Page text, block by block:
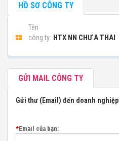
HỒ SƠ CÔNG TY
Tên
công ty: HTX NN CHƯ A THAI
GỬI MAIL CÔNG TY
Gửi thư (Email) đến doanh nghiệp
*Email của bạn: